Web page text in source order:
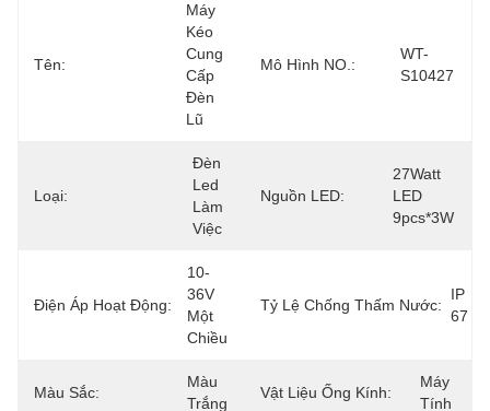
Tên:
Máy
Kéo
Cung
Cấp
Đèn
Lũ
Mô Hình NO.:
WT-
S10427
Loại:
Đèn
Led
Làm
Việc
Nguồn LED:
27Watt
LED
9pcs*3W
Điện Áp Hoạt Động:
10-
36V
Một
Chiều
Tỷ Lệ Chống Thấm Nước:
IP
67
Màu Sắc:
Màu
Trắng
Vật Liệu Ống Kính:
Máy
Tính